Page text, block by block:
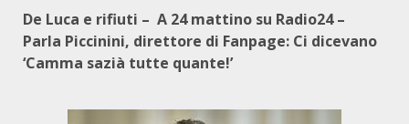
De Luca e rifiuti – A 24 mattino su Radio24 –
Parla Piccinini, direttore di Fanpage: Ci dicevano
‘Camma sazià tutte quante!’